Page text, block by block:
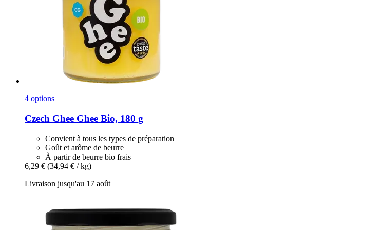
4 options
Czech Ghee Ghee Bio, 180 g
Convient à tous les types de préparation
Goût et arôme de beurre
À partir de beurre bio frais
6,29 € (34,94 € / kg)
Livraison jusqu'au 17 août